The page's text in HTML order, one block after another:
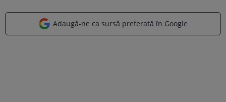
Adaugă-ne ca sursă preferată în Google